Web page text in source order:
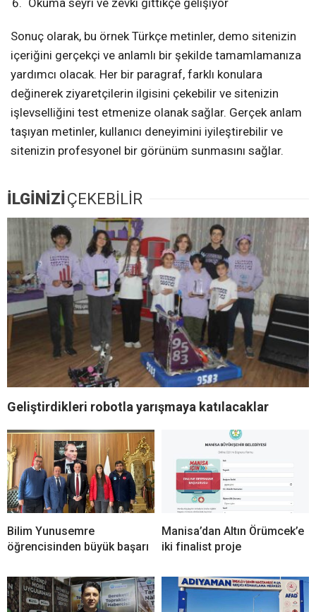
Okuma seyri ve zevki gittikçe gelişiyor
Sonuç olarak, bu örnek Türkçe metinler, demo sitenizin
içeriğini gerçekçi ve anlamlı bir şekilde tamamlamanıza
yardımcı olacak. Her bir paragraf, farklı konulara
değinerek ziyaretçilerin ilgisini çekebilir ve sitenizin
işlevselliğini test etmenize olanak sağlar. Gerçek anlam
taşıyan metinler, kullanıcı deneyimini iyileştirebilir ve
sitenizin profesyonel bir görünüm sunmasını sağlar.
İLGİNİZİÇEKEBİLİR
Geliştirdikleri robotla yarışmaya katılacaklar
Bilim Yunusemre
öğrencisinden büyük başarı
Manisa’dan Altın Örümcek’e
iki finalist proje